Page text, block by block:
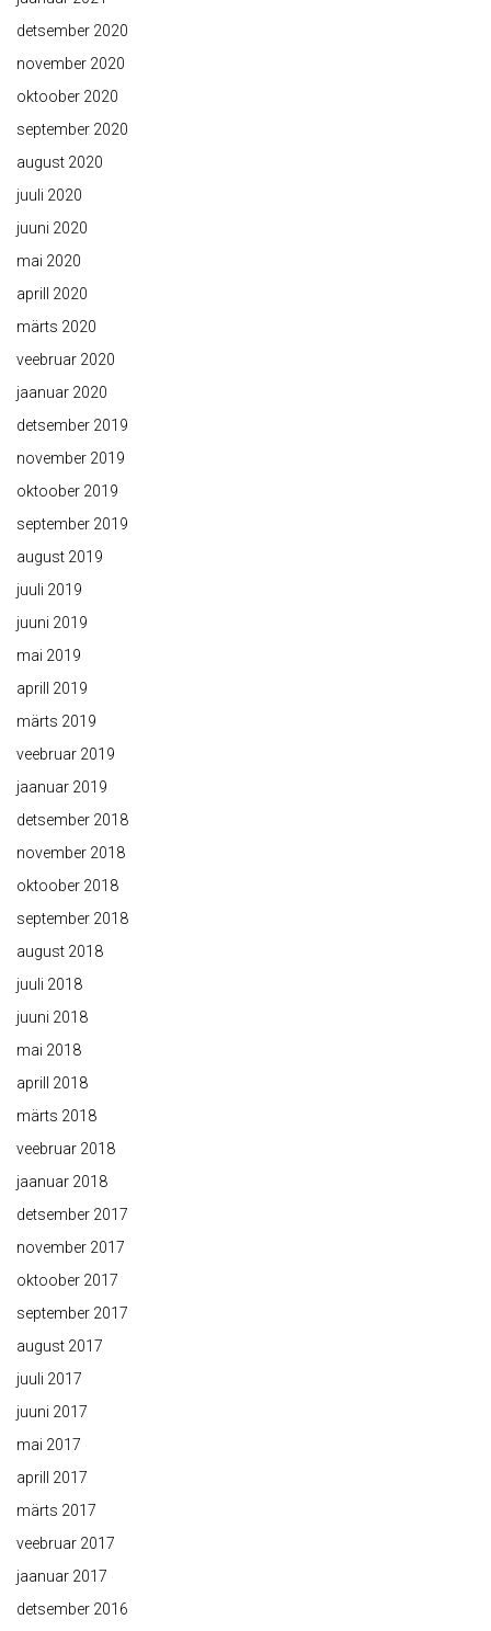
detsember 2020
november 2020
oktoober 2020
september 2020
august 2020
juuli 2020
juuni 2020
mai 2020
aprill 2020
märts 2020
veebruar 2020
jaanuar 2020
detsember 2019
november 2019
oktoober 2019
september 2019
august 2019
juuli 2019
juuni 2019
mai 2019
aprill 2019
märts 2019
veebruar 2019
jaanuar 2019
detsember 2018
november 2018
oktoober 2018
september 2018
august 2018
juuli 2018
juuni 2018
mai 2018
aprill 2018
märts 2018
veebruar 2018
jaanuar 2018
detsember 2017
november 2017
oktoober 2017
september 2017
august 2017
juuli 2017
juuni 2017
mai 2017
aprill 2017
märts 2017
veebruar 2017
jaanuar 2017
detsember 2016